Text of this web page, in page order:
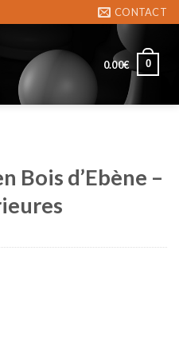
CONTACT
0.00€ 0
Bois d’Ebène –